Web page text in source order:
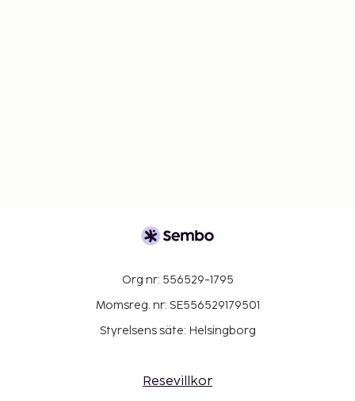
Org nr: 556529-1795
Momsreg. nr: SE556529179501
Styrelsens säte: Helsingborg
Resevillkor